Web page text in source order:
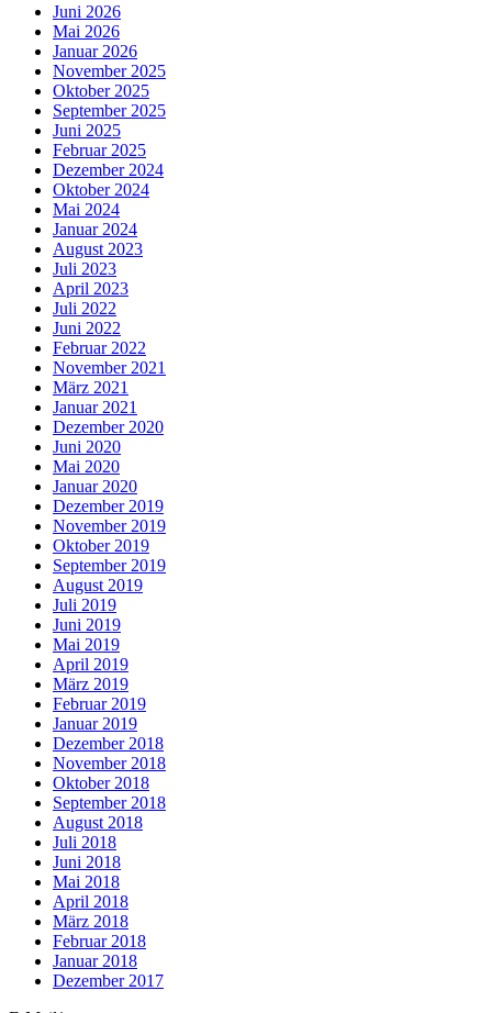
Juni 2026
Mai 2026
Januar 2026
November 2025
Oktober 2025
September 2025
Juni 2025
Februar 2025
Dezember 2024
Oktober 2024
Mai 2024
Januar 2024
August 2023
Juli 2023
April 2023
Juli 2022
Juni 2022
Februar 2022
November 2021
März 2021
Januar 2021
Dezember 2020
Juni 2020
Mai 2020
Januar 2020
Dezember 2019
November 2019
Oktober 2019
September 2019
August 2019
Juli 2019
Juni 2019
Mai 2019
April 2019
März 2019
Februar 2019
Januar 2019
Dezember 2018
November 2018
Oktober 2018
September 2018
August 2018
Juli 2018
Juni 2018
Mai 2018
April 2018
März 2018
Februar 2018
Januar 2018
Dezember 2017